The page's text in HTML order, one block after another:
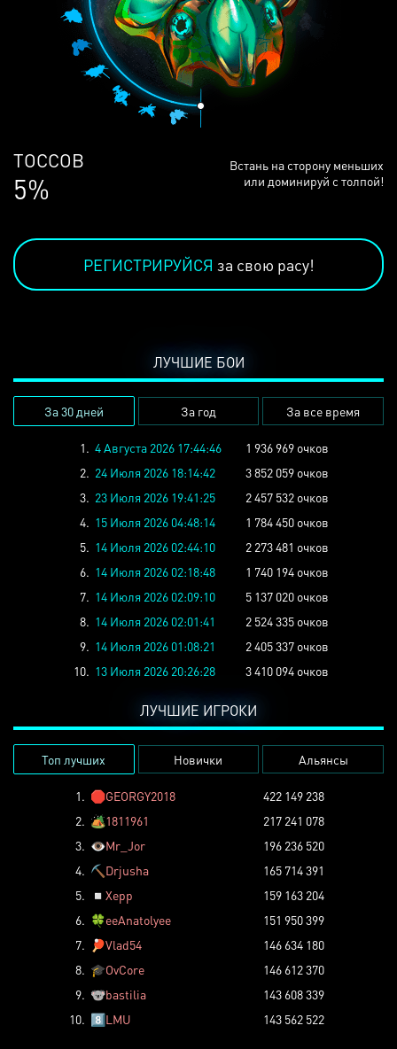
ЛЮДЕЙ
68%
Встань на сторону меньших
или доминируй с толпой!
РЕГИСТРИРУЙСЯ за свою расу!
ЛУЧШИЕ БОИ
За 30 дней За год За все время
1. 4 Августа 2026 17:44:46
1 936 969 очков
2. 24 Июля 2026 18:14:42
3 852 059 очков
3. 23 Июля 2026 19:41:25
2 457 532 очков
4. 15 Июля 2026 04:48:14
1 784 450 очков
5. 14 Июля 2026 02:44:10
2 273 481 очков
6. 14 Июля 2026 02:18:48
1 740 194 очков
7. 14 Июля 2026 02:09:10
5 137 020 очков
8. 14 Июля 2026 02:01:41
2 524 335 очков
9. 14 Июля 2026 01:08:21
2 405 337 очков
10. 13 Июля 2026 20:26:28 3 410 094 очков
ЛУЧШИЕ ИГРОКИ
Топ лучших Новички Альянсы
1. 🛑GEORGY2018
422 149 238
2. 🏕️1811961
217 241 078
3. 👁️Mr_Jor
196 236 520
4. ⛏️ Drjusha
165 714 391
5.
◽ Xepp
159 163 204
6. 🍀eeAnatolyee
151 950 399
7.
🏓Vlad54
146 634 180
8. 🎓OvCore
146 612 370
9. 🐨bastilia
143 608 339
10. 8️⃣LMU 143 562 522